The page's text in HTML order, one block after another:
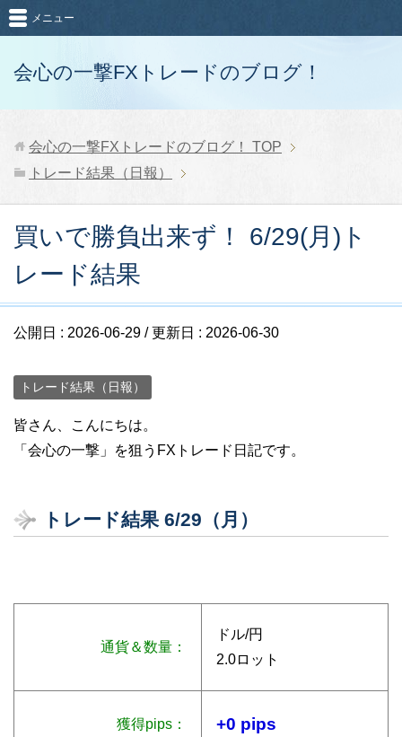
会心の一撃FXトレードのブログ！
メニュー
会心の一撃FXトレードのブログ！
TOP
トレード結果（日報）
買いで勝負出来ず！ 6/29(月)ト
レード結果
公開日 : 2026-06-29 / 更新日 : 2026-06-30
トレード結果（日報）
皆さん、こんにちは。
「会心の一撃」を狙うFXトレード日記です。
トレード結果 6/29（月）
通貨＆数量：
ドル/円
2.0ロット
獲得pips： +0 pips